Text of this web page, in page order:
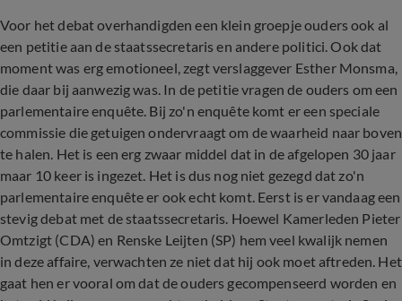
Voor het debat overhandigden een klein groepje ouders ook al
een petitie aan de staatssecretaris en andere politici. Ook dat
moment was erg emotioneel, zegt verslaggever Esther Monsma,
die daar bij aanwezig was. In de petitie vragen de ouders om een
parlementaire enquête. Bij zo'n enquête komt er een speciale
commissie die getuigen ondervraagt om de waarheid naar boven
te halen. Het is een erg zwaar middel dat in de afgelopen 30 jaar
maar 10 keer is ingezet. Het is dus nog niet gezegd dat zo'n
parlementaire enquête er ook echt komt. Eerst is er vandaag een
stevig debat met de staatssecretaris. Hoewel Kamerleden Pieter
Omtzigt (CDA) en Renske Leijten (SP) hem veel kwalijk nemen
in deze affaire, verwachten ze niet dat hij ook moet aftreden. Het
gaat hen er vooral om dat de ouders gecompenseerd worden en